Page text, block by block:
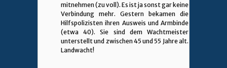
mitnehmen (zu voll). Es ist ja sonst gar keine
Verbindung mehr. Gestern bekamen die
Hilfspolizisten ihren Ausweis und Armbinde
(etwa 40). Sie sind dem Wachtmeister
unterstellt und zwischen 45 und 55 Jahre alt.
Landwacht!